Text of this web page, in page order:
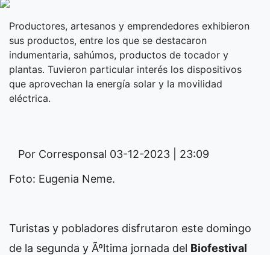
Productores, artesanos y emprendedores exhibieron
sus productos, entre los que se destacaron
indumentaria, sahúmos, productos de tocador y
plantas. Tuvieron particular interés los dispositivos
que aprovechan la energía solar y la movilidad
eléctrica.
Por Corresponsal 03-12-2023 | 23:09
Foto: Eugenia Neme.
Turistas y pobladores disfrutaron este domingo
de la segunda y Ãºltima jornada del Biofestival